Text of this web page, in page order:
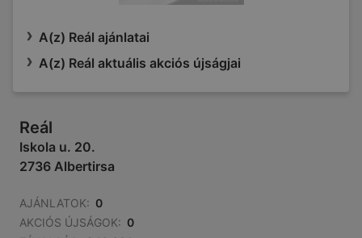
A(z) Reál ajánlatai
A(z) Reál aktuális akciós újságjai
Reál
Iskola u. 20.
2736 Albertirsa
AJÁNLATOK: 0
AKCIÓS ÚJSÁGOK: 0